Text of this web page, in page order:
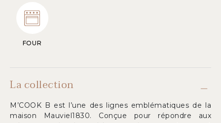
FOUR
La collection
M’COOK B est l’une des lignes emblématiques de la
maison Mauviel1830. Conçue pour répondre aux